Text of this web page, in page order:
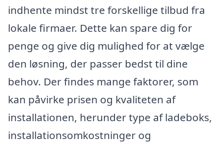
indhente mindst tre forskellige tilbud fra
lokale firmaer. Dette kan spare dig for
penge og give dig mulighed for at vælge
den løsning, der passer bedst til dine
behov. Der findes mange faktorer, som
kan påvirke prisen og kvaliteten af
installationen, herunder type af ladeboks,
installationsomkostninger og